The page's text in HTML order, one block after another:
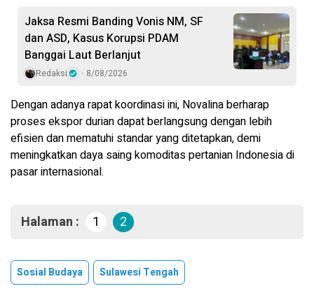
Jaksa Resmi Banding Vonis NM, SF
dan ASD, Kasus Korupsi PDAM
Banggai Laut Berlanjut
Redaksi 8/08/2026
Dengan adanya rapat koordinasi ini, Novalina berharap
proses ekspor durian dapat berlangsung dengan lebih
efisien dan mematuhi standar yang ditetapkan, demi
meningkatkan daya saing komoditas pertanian Indonesia di
pasar internasional.
Halaman : 1 2
Sosial Budaya Sulawesi Tengah